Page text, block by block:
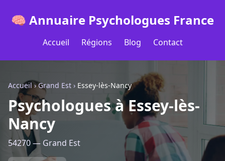
🧠 Annuaire Psychologues France
Accueil Régions Blog Contact
Accueil ›Grand Est › Essey-lès-Nancy
Psychologues à Essey-lès-
Nancy
54270 — Grand Est